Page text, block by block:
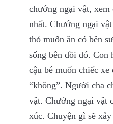
chướng ngại vật, xem
nhất. Chướng ngại
thỏ muốn ăn cỏ bên
sống bên đồi đó.
cậu bé muốn chiếc
“không”. Người cha
vật. Chướng ngại vật
xúc. Chuyện gì sẽ